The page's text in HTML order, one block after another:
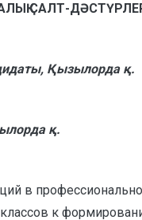
САЛТ-
Қызылорда қ.
қ.
в
к